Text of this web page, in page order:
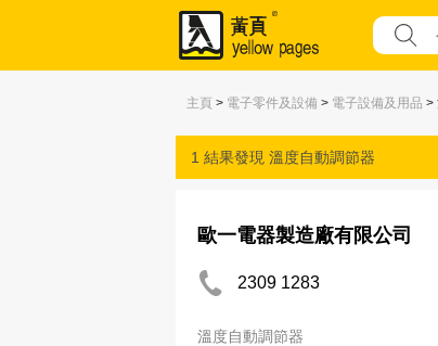
主頁 > 電子零件及設備 > 電子設備及用品 >
1 結果發現 溫度自動調節器
歐一電器製造廠有限公司
2309 1283
溫度自動調節器